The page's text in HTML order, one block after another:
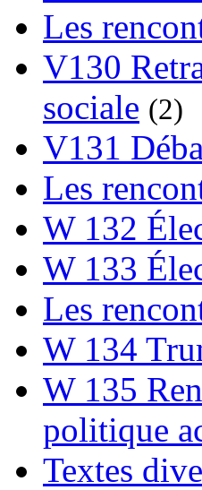
Les
V130
sociale (2)
V131
Les
W 132
W 133
Les
W 134
W 135
politique
Textes